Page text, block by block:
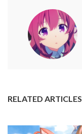
RELATED ARTICLES